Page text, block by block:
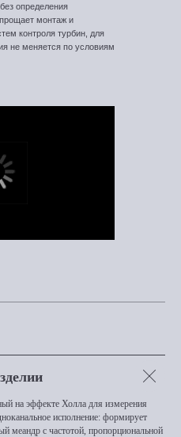
определения
монтаж и
контроля турбин, для
не меняется по условиям
на эффекте Холла для измерения
исполнение: формирует
меандр с частотой, пропорциональной